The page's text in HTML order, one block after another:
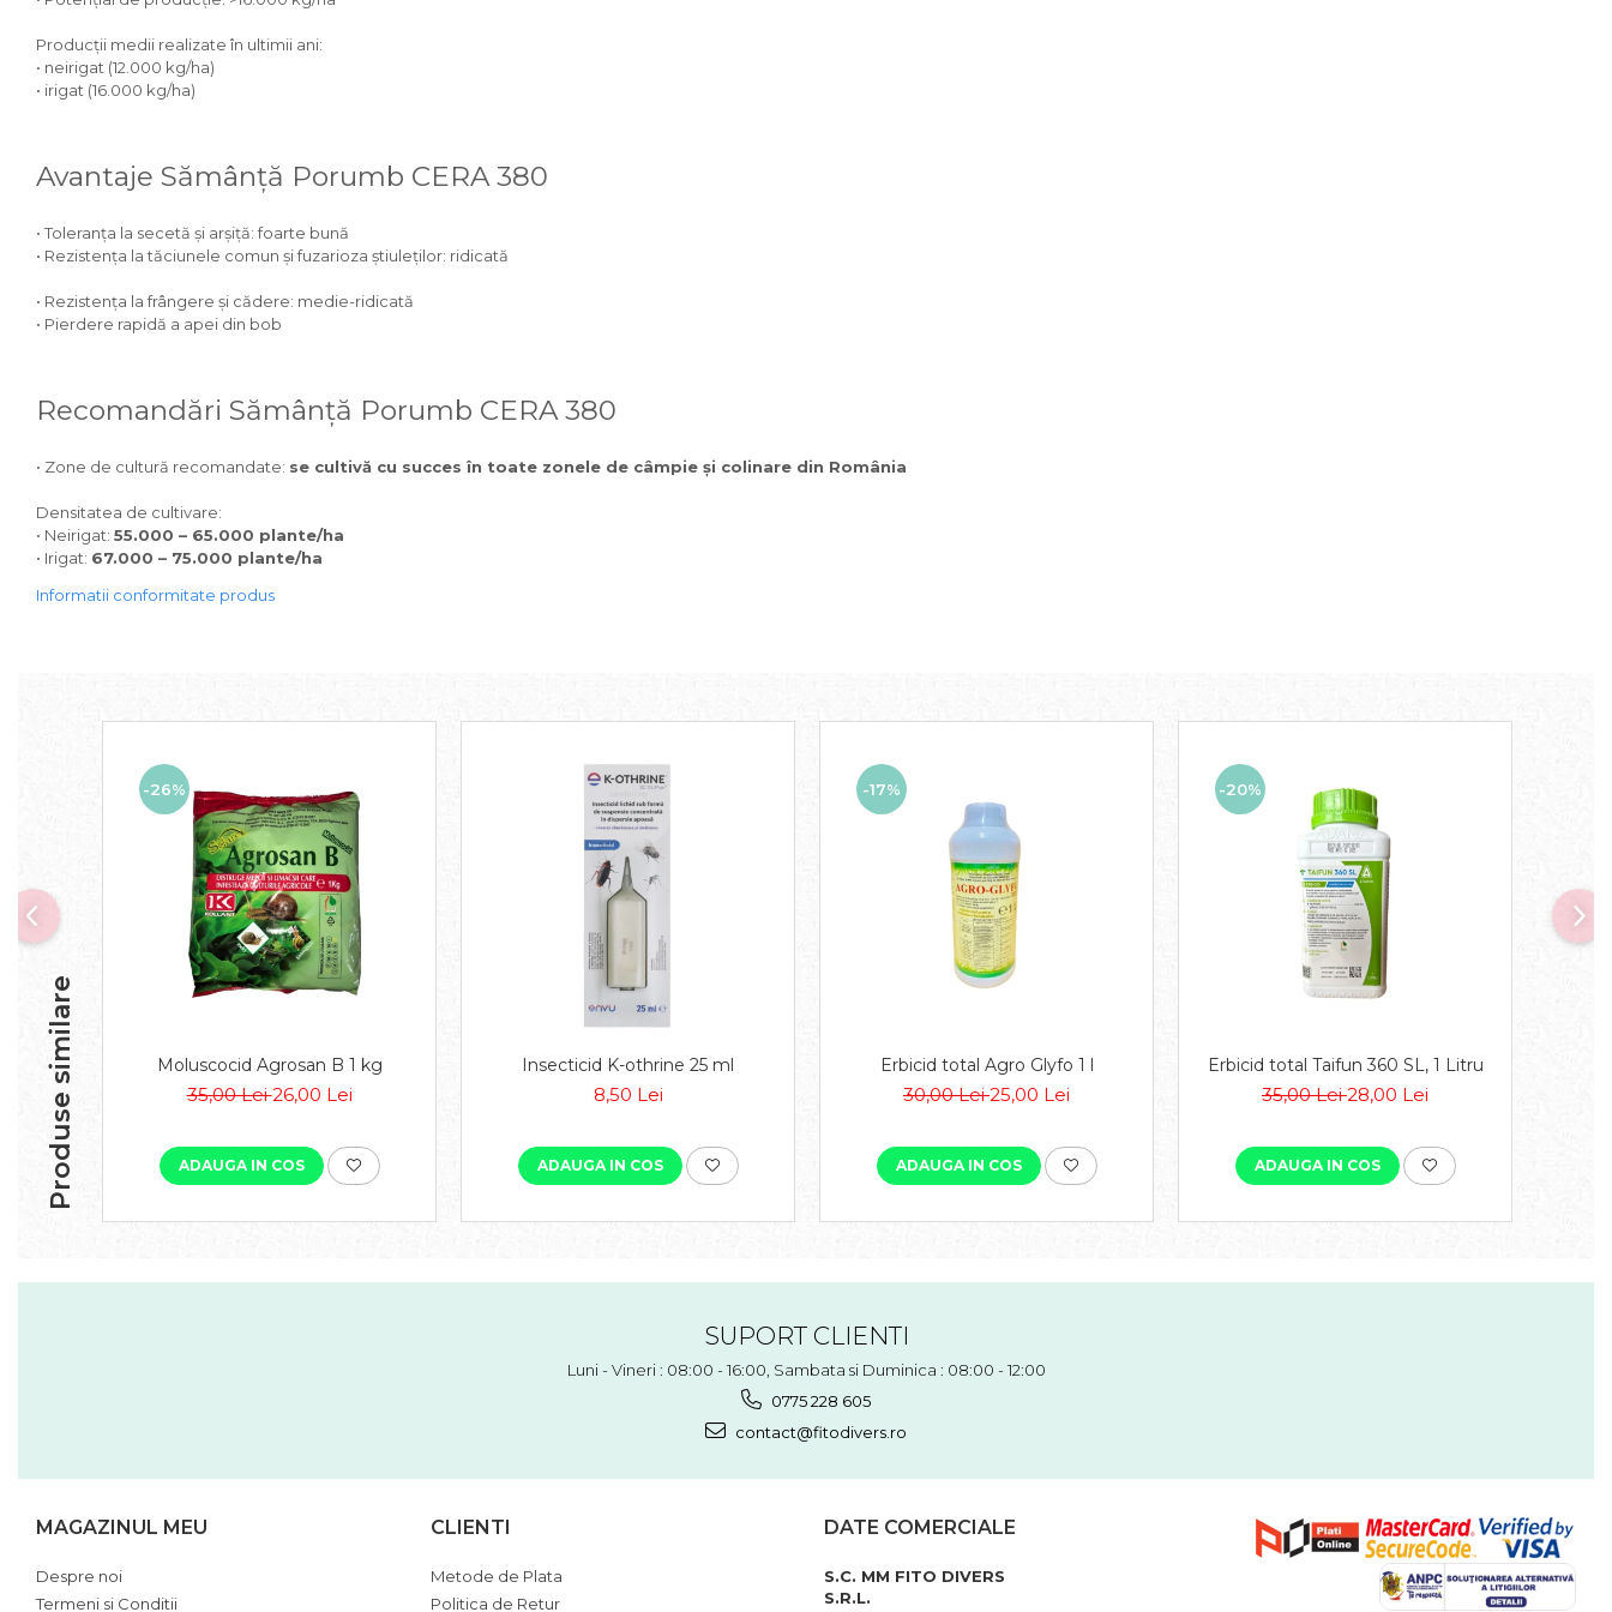
Producții medii realizate în ultimii ani:
• neirigat (12.000 kg/ha)
• irigat (16.000 kg/ha)
Avantaje Sămânță Porumb CERA 380
• Toleranța la secetă și arșiță: foarte bună
• Rezistența la tăciunele comun și fuzarioza știuleților: ridicată
• Rezistența la frângere și cădere: medie-ridicată
• Pierdere rapidă a apei din bob
Recomandări Sămânță Porumb CERA 380
• Zone de cultură recomandate: se cultivă cu succes în toate zonele de câmpie și colinare din România
Densitatea de cultivare:
• Neirigat: 55.000 – 65.000 plante/ha
• Irigat: 67.000 – 75.000 plante/ha
Informatii conformitate produs
Produse similare
-26%
Moluscocid Agrosan B 1 kg
35,00 Lei26,00 Lei
ADAUGA IN COS
Insecticid K-othrine 25 ml
8,50 Lei
ADAUGA IN COS
-17%
Erbicid total Agro Glyfo 1 l
30,00 Lei25,00 Lei
ADAUGA IN COS
-20%
Erbicid total Taifun 360 SL, 1 Litru
35,00 Lei28,00 Lei
ADAUGA IN COS
-
SUPORT CLIENTI
Luni - Vineri : 08:00 - 16:00, Sambata si Duminica : 08:00 - 12:00
0775 228 605
contact@fitodivers.ro
MAGAZINUL MEU
Despre noi
Termeni si Conditii
CLIENTI
Metode de Plata
Politica de Retur
DATE COMERCIALE
S.C. MM FITO DIVERS
S.R.L.